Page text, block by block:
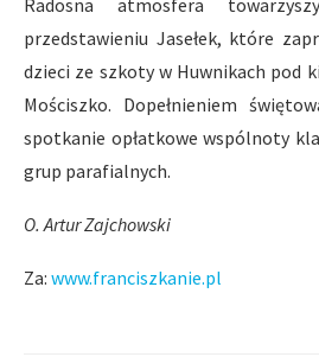
Radosna atmosfera
przedstawieniu Jasełek, które
dzieci ze szkoty w Huwnikach pod
Mościszko. Dopełnieniem
spotkanie opłatkowe wspólnoty
grup parafialnych.
O. Artur Zajchowski
Za: www.franciszkanie.pl